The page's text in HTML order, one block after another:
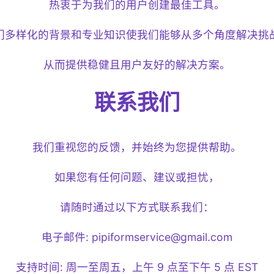
热衷于为我们的用户创建最佳工具。
多样化的背景和专业知识使我们能够从多个角度解决挑
从而提供稳健且用户友好的解决方案。
联系我们
我们重视您的反馈，并始终为您提供帮助。
如果您有任何问题、建议或担忧，
请随时通过以下方式联系我们：
电子邮件: pipiformservice@gmail.com
支持时间: 周一至周五，上午 9 点至下午 5 点 EST